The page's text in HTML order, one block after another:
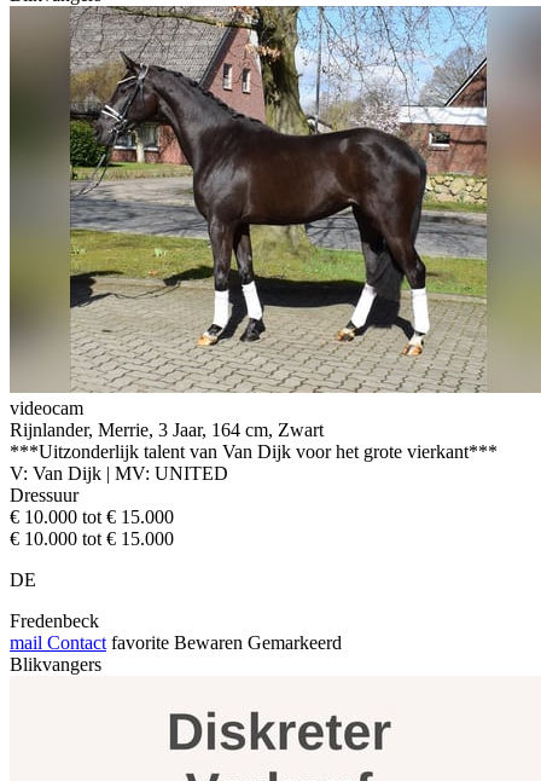
videocam
Rijnlander, Merrie, 3 Jaar, 164 cm, Zwart
***Uitzonderlijk talent van Van Dijk voor het grote vierkant***
V: Van Dijk | MV: UNITED
Dressuur
€ 10.000 tot € 15.000
€ 10.000 tot € 15.000
DE
Fredenbeck
mail Contact favorite Bewaren Gemarkeerd
Blikvangers